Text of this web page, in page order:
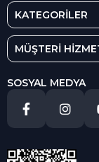
KATEGORİLER
MÜŞTERİ
SOSYAL MEDYA